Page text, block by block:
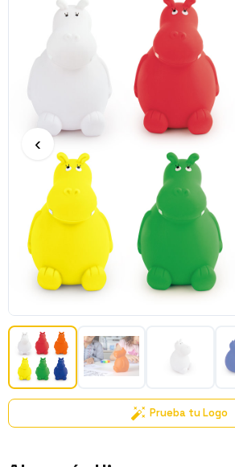
‹
Prueba tu Logo